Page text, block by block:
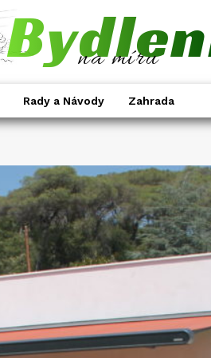
na míru
Rady a Návody Zahrada